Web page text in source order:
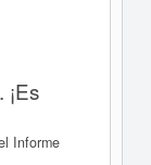
Informe